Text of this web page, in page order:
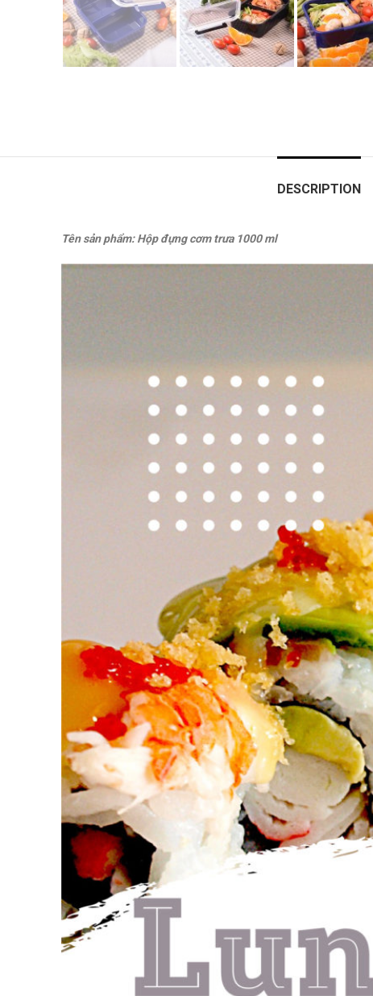
DESCRIPTION
Tên sản phẩm: Hộp đựng cơm trưa 1000 ml